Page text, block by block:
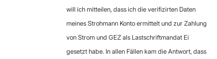
will ich mitteilen, dass ich die verifizirten Daten
meines Strohmann Konto ermittelt und zur Zahlung
von Strom und GEZ als Lastschriftmandat Ei
gesetzt habe. In allen Fällen kam die Antwort, dass